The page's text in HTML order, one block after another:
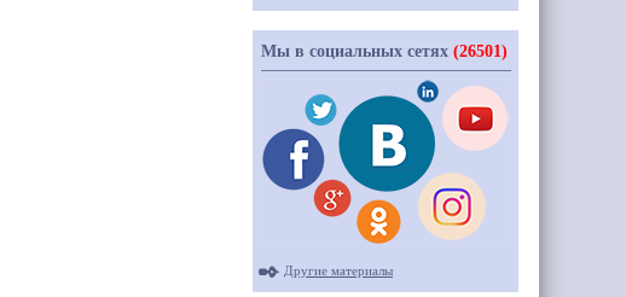
Мы в социальных сетях (26501)
Другие материалы